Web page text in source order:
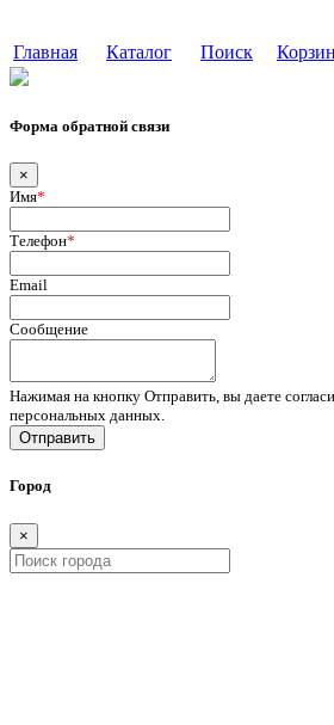
Главная Каталог Поиск
Форма обратной связи
×
Имя*
Телефон*
Email
Сообщение
Нажимая на кнопку Отправить, вы даете
персональных данных.
Отправить
Город
×